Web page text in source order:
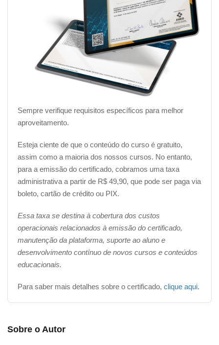
Sempre verifique requisitos específicos para melhor
aproveitamento.
Esteja ciente de que o conteúdo do curso é gratuito,
assim como a maioria dos nossos cursos. No entanto,
para a emissão do certificado, cobramos uma taxa
administrativa a partir de R$ 49,90, que pode ser paga via
boleto, cartão de crédito ou PIX.
Essa taxa se destina à cobertura dos custos
operacionais relacionados à emissão do certificado,
manutenção da plataforma, suporte ao aluno e
desenvolvimento contínuo de novos cursos e conteúdos
educacionais.
Para saber mais detalhes sobre o certificado, clique aqui.
Sobre o Autor